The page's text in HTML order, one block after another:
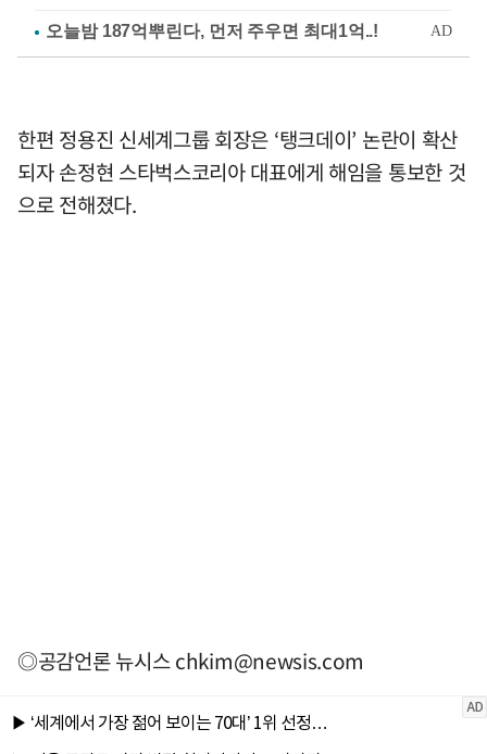
한편 정용진 신세계그룹 회장은 ‘탱크데이’ 논란이 확산
되자 손정현 스타벅스코리아 대표에게 해임을 통보한 것
으로 전해졌다.
◎공감언론 뉴시스chkim@newsis.com